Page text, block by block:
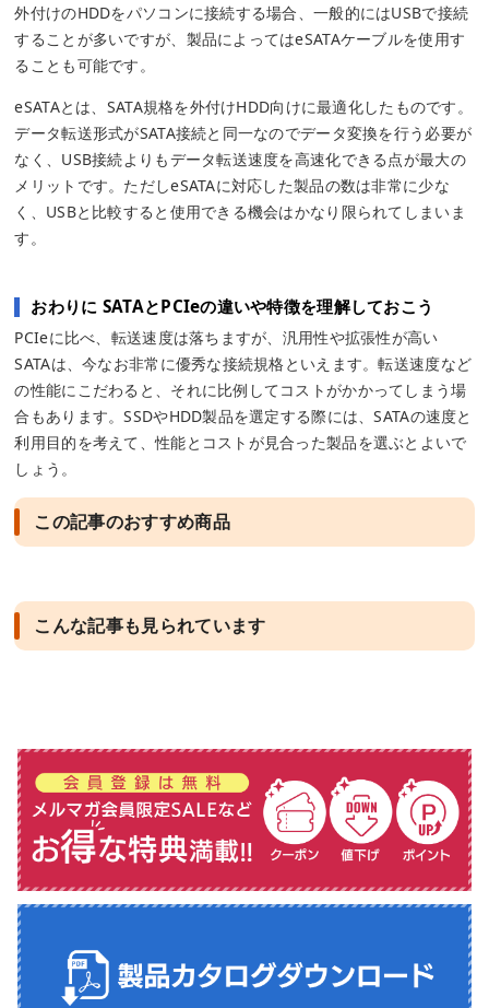
外付けのHDDをパソコンに接続する場合、一般的にはUSBで接続
することが多いですが、製品によってはeSATAケーブルを使用す
ることも可能です。
eSATAとは、SATA規格を外付けHDD向けに最適化したものです。
データ転送形式がSATA接続と同一なのでデータ変換を行う必要が
なく、USB接続よりもデータ転送速度を高速化できる点が最大の
メリットです。ただしeSATAに対応した製品の数は非常に少な
く、USBと比較すると使用できる機会はかなり限られてしまいま
す。
おわりに SATAとPCIeの違いや特徴を理解しておこう
PCIeに比べ、転送速度は落ちますが、汎用性や拡張性が高い
SATAは、今なお非常に優秀な接続規格といえます。転送速度など
の性能にこだわると、それに比例してコストがかかってしまう場
合もあります。SSDやHDD製品を選定する際には、SATAの速度と
利用目的を考えて、性能とコストが見合った製品を選ぶとよいで
しょう。
この記事のおすすめ商品
こんな記事も見られています